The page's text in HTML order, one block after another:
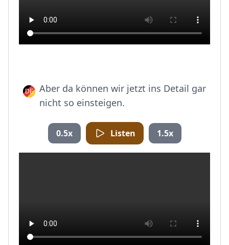
Aber da können wir jetzt ins Detail gar
nicht so einsteigen.
0.5x Listen 1.5x